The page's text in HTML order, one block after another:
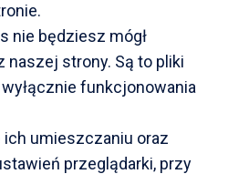
nie będziesz mógł
naszej strony. Są to pliki
funkcjonowania
umieszczaniu oraz
przeglądarki, przy